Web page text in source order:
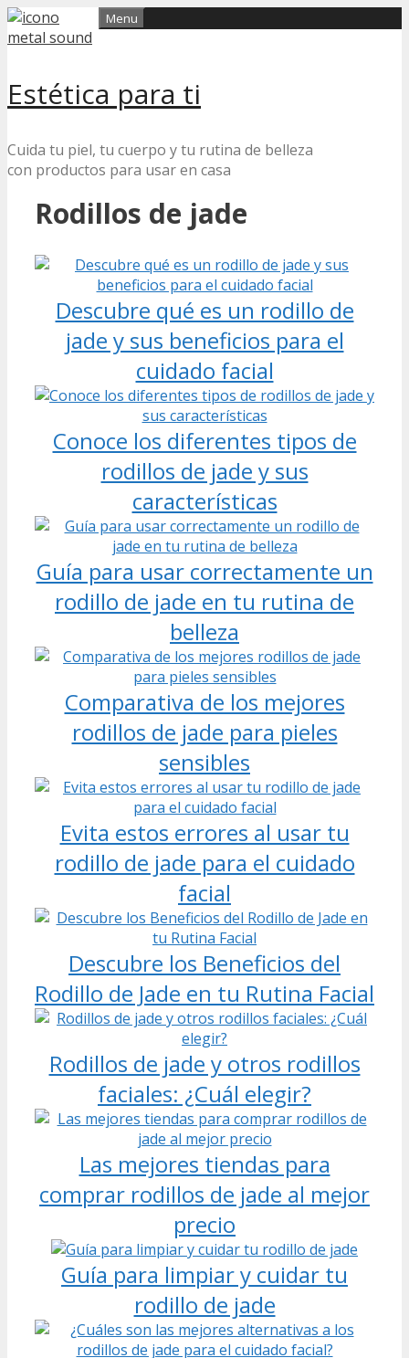
Skip
to
Estética para ti
Cuida tu piel, tu cuerpo y tu rutina de belleza
con productos para usar en casa
Menu
Rodillos de jade
Descubre qué es un rodillo de
jade y sus beneficios para el
cuidado facial
Conoce los diferentes tipos de
rodillos de jade y sus
características
Guía para usar correctamente un
rodillo de jade en tu rutina de
belleza
Comparativa de los mejores
rodillos de jade para pieles
sensibles
Evita estos errores al usar tu
rodillo de jade para el cuidado
facial
Descubre los Beneficios del
Rodillo de Jade en tu Rutina Facial
Rodillos de jade y otros rodillos
faciales: ¿Cuál elegir?
Las mejores tiendas para
comprar rodillos de jade al mejor
precio
Guía para limpiar y cuidar tu
rodillo de jade